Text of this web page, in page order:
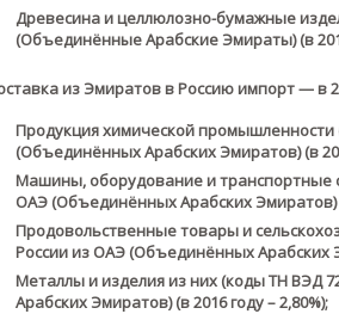
Древесина и целлюлозно-бумажные
(Объединённые Арабские Эмираты) (в
из Эмиратов в Россию импорт — в
Продукция химической промышленности
(Объединённых Арабских Эмиратов) (в
Машины, оборудование и транспортные
ОАЭ (Объединённых Арабских Эмиратов)
Продовольственные товары и
России из ОАЭ (Объединённых Арабских
Металлы и изделия из них (коды ТН ВЭД
Арабских Эмиратов) (в 2016 году – 2,80%);